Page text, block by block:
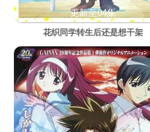
更新至04集
花织同学转生后还是想干架